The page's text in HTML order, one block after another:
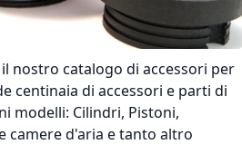
il nostro catalogo di accessori per
centinaia di accessori e parti di
modelli: Cilindri, Pistoni,
camere d'aria e tanto altro